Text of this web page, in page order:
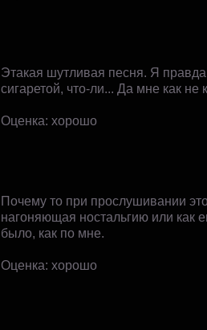
Этакая шутливая песня. Я
сигаретой, что-ли... Да мне как
Оценка: хорошо
Почему то при прослушивании
нагоняющая ностальгию или как
было, как по мне.
Оценка: хорошо